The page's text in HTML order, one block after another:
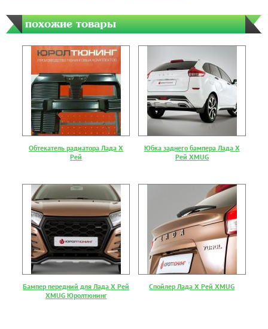
похожие товары
Обтекатель радиатора Лада Х
Рей
Юбка заднего бампера Лада Х
Рей XMUG
Бампер передний для Лада Х Рей
XMUG Юролтюнинг
Спойлер Лада Х Рей XMUG